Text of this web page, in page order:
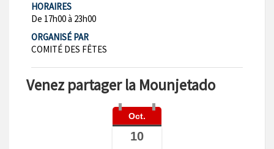
HORAIRES
De 17h00 à 23h00
ORGANISÉ PAR
COMITÉ DES FÊTES
Venez partager la Mounjetado
Oct.
10